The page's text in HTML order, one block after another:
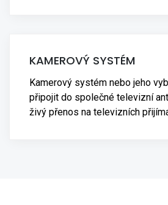
KAMEROVÝ SYSTÉM
Kamerový systém nebo jeho
připojit do společné televizní
živý přenos na televizních